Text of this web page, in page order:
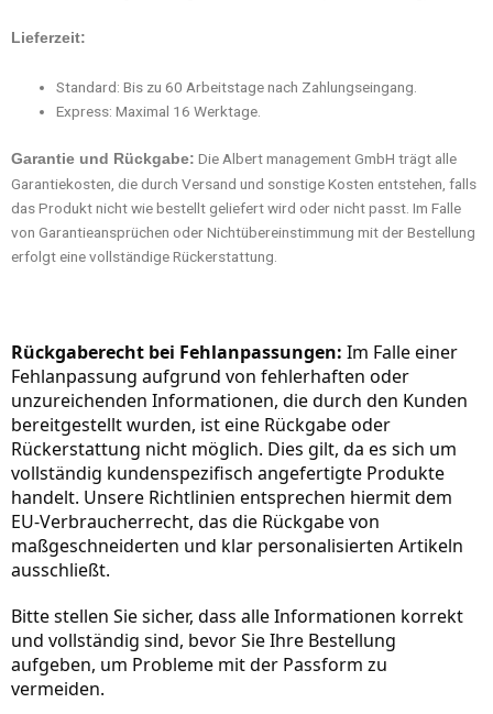
Lieferzeit:
Standard: Bis zu 60 Arbeitstage nach Zahlungseingang.
Express: Maximal 16 Werktage.
Garantie und Rückgabe: Die Albert management GmbH trägt alle
Garantiekosten, die durch Versand und sonstige Kosten entstehen, falls
das Produkt nicht wie bestellt geliefert wird oder nicht passt. Im Falle
von Garantieansprüchen oder Nichtübereinstimmung mit der Bestellung
erfolgt eine vollständige Rückerstattung.
Rückgaberecht bei Fehlanpassungen: Im Falle einer
Fehlanpassung aufgrund von fehlerhaften oder
unzureichenden Informationen, die durch den Kunden
bereitgestellt wurden, ist eine Rückgabe oder
Rückerstattung nicht möglich. Dies gilt, da es sich um
vollständig kundenspezifisch angefertigte Produkte
handelt. Unsere Richtlinien entsprechen hiermit dem
EU-Verbraucherrecht, das die Rückgabe von
maßgeschneiderten und klar personalisierten Artikeln
ausschließt.
Bitte stellen Sie sicher, dass alle Informationen korrekt
und vollständig sind, bevor Sie Ihre Bestellung
aufgeben, um Probleme mit der Passform zu
vermeiden.